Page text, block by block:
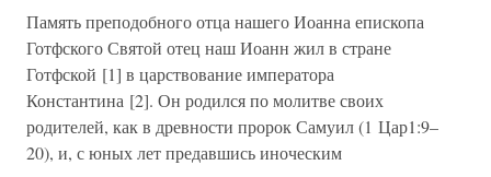
Память преподобного отца нашего Иоанна епископа
Готфского Святой отец наш Иоанн жил в стране
Готфской [1] в царствование императора
Константина [2]. Он родился по молитве своих
родителей, как в древности пророк Самуил (1 Цар1:9–
20), и, с юных лет предавшись иноческим